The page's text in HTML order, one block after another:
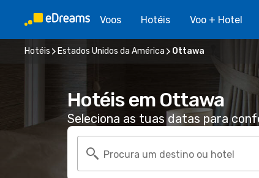
Voos Hotéis Voo + Hotel
Hotéis Estados Unidos da América Ottawa
Hotéis em Ottawa
Seleciona as tuas datas para
Procura um destino ou hotel